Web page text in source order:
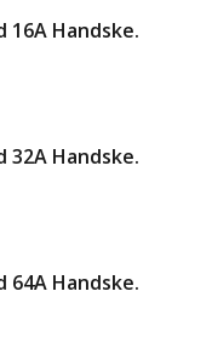
16A Handske.
32A Handske.
64A Handske.